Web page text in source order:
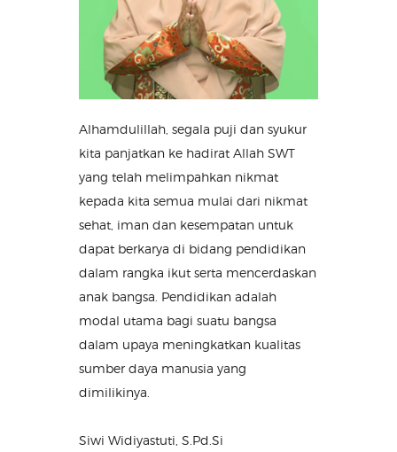
Alhamdulillah, segala puji dan syukur
kita panjatkan ke hadirat Allah SWT
yang telah melimpahkan nikmat
kepada kita semua mulai dari nikmat
sehat, iman dan kesempatan untuk
dapat berkarya di bidang pendidikan
dalam rangka ikut serta mencerdaskan
anak bangsa. Pendidikan adalah
modal utama bagi suatu bangsa
dalam upaya meningkatkan kualitas
sumber daya manusia yang
dimilikinya.
Siwi Widiyastuti, S.Pd.Si